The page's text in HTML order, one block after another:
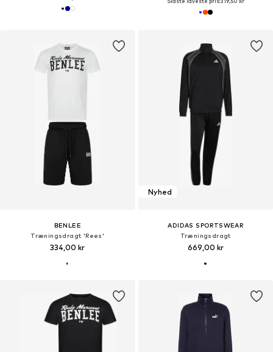
BENLEE
Træningsdragt 'Rees'
334,00 kr
Nyhed
ADIDAS SPORTSWEAR
Træningsdragt
669,00 kr